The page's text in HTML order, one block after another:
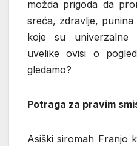
možda prigoda da
sreća, zdravlje,
koje su univerzalne
uvelike ovisi o
gledamo?
Potraga za pravim
Asiški siromah Franjo